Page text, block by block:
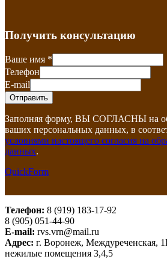
Получить консультацию
Ваше имя *
Телефон
E-mail
Заполняя форму, ВЫ СОГЛАСНЫ на
ваших персональных данных, в
условиями настоящего согласия на
данных.
QuickForm
Телефон: 8 (919) 183-17-92
8 (905) 051-44-90
E-mail: rvs.vrn@mail.ru
Адрес: г. Воронеж, Междуреченская,
нежилые помещения 3,4,5